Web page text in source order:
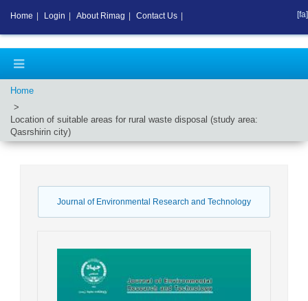
Home
Location of suitable areas for rural waste disposal (study area:
Qasrshirin city)
Journal of Environmental Research and Technology
Home Login About Rimag Contact Us [fa]